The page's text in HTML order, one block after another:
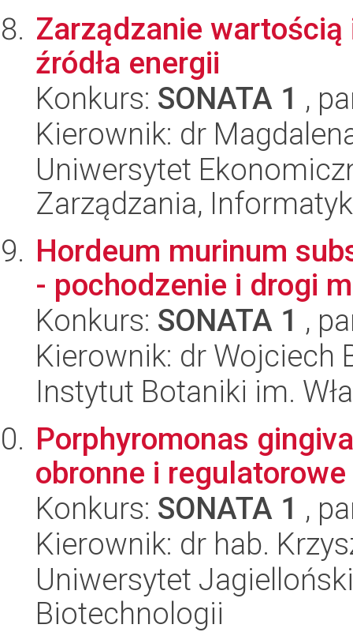
Zarządzanie
źródła energii
Konkurs: SONATA 1 ,
Kierownik: dr
Uniwersytet
Zarządzania,
Hordeum murinum
- pochodzenie i drogi
Konkurs: SONATA 1 ,
Kierownik: dr Wojciech
Instytut Botaniki im.
Porphyromonas
obronne i regulatorowe
Konkurs: SONATA 1 ,
Kierownik: dr hab.
Uniwersytet
Biotechnologii